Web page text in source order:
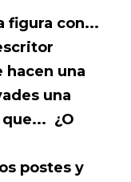
figura con...
hacen una
una
¿O
postes y